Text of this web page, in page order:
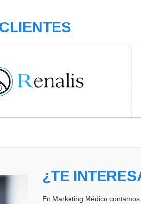
CLIENTES
¿TE
En Marketing Médico